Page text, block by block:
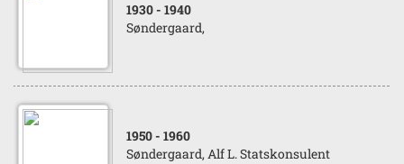
1930 - 1940
Søndergaard,
1950 - 1960
Søndergaard, Alf L. Statskonsulent